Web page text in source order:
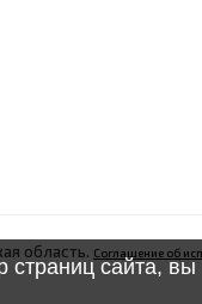
область. Соглашение об
страниц сайта, вы